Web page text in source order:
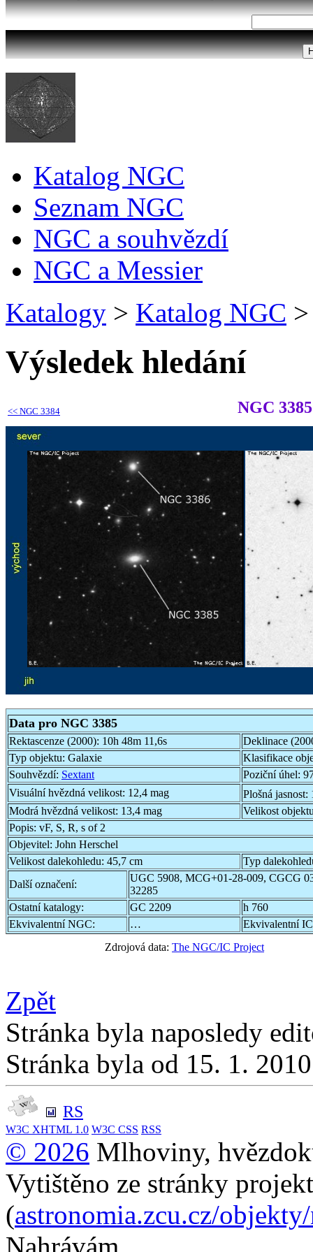
Katalog NGC
Seznam NGC
NGC a souhvězdí
NGC a Messier
Katalogy > Katalog NGC >
Výsledek hledání
<< NGC 3384 NGC 3385
Data pro NGC 3385
Rektascenze (2000): 10h 48m 11,6s
Deklinace
Typ objektu: Galaxie
Klasifikace
Souhvězdí: Sextant Poziční úhel:
Visuální hvězdná velikost: 12,4 mag Plošná jasnost:
Modrá hvězdná velikost: 13,4 mag
Velikost
Popis: vF, S, R, s of 2
Objevitel: John Herschel
Velikost dalekohledu: 45,7 cm
Typ
Další označení:
UGC 5908, MCG+01-28-009, CGCG
32285
Ostatní katalogy:
GC 2209
h 760
Ekvivalentní NGC:
…
Ekvivalentní
Zdrojová data: The NGC/IC Project
Zpět
Stránka byla naposledy
Stránka byla od 15. 1.
RS
W3C XHTML 1.0 W3C CSS RSS
© 2026 Mlhoviny,
Vytištěno ze stránky
(astronomia.zcu.cz/
Nahrávám...